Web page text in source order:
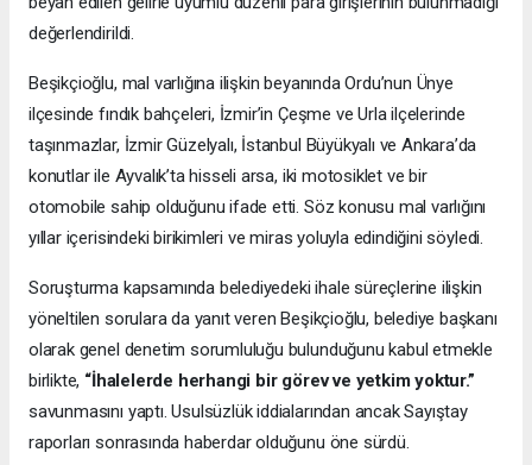
değerlendirildi.
Beşikçioğlu, mal varlığına ilişkin beyanında Ordu’nun Ünye
ilçesinde fındık bahçeleri, İzmir’in Çeşme ve Urla ilçelerinde
taşınmazlar, İzmir Güzelyalı, İstanbul Büyükyalı ve Ankara’da
konutlar ile Ayvalık’ta hisseli arsa, iki motosiklet ve bir
otomobile sahip olduğunu ifade etti. Söz konusu mal varlığını
yıllar içerisindeki birikimleri ve miras yoluyla edindiğini söyledi.
Soruşturma kapsamında belediyedeki ihale süreçlerine ilişkin
yöneltilen sorulara da yanıt veren Beşikçioğlu, belediye başkanı
olarak genel denetim sorumluluğu bulunduğunu kabul etmekle
birlikte, “İhalelerde herhangi bir görev ve yetkim yoktur.”
savunmasını yaptı. Usulsüzlük iddialarından ancak Sayıştay
raporları sonrasında haberdar olduğunu öne sürdü.